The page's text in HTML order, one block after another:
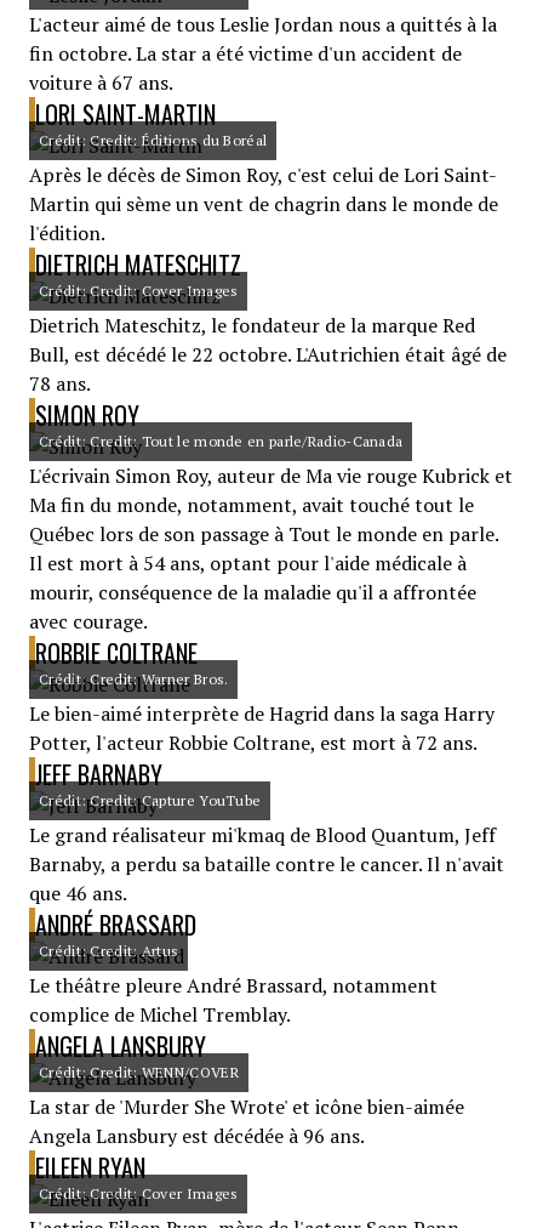
L'acteur aimé de tous Leslie Jordan nous a quittés à la
fin octobre. La star a été victime d'un accident de
voiture à 67 ans.
LORI SAINT-MARTIN
Crédit: Credit: Éditions du Boréal
Après le décès de Simon Roy, c'est celui de Lori Saint-
Martin qui sème un vent de chagrin dans le monde de
l'édition.
DIETRICH MATESCHITZ
Crédit: Credit: Cover Images
Dietrich Mateschitz, le fondateur de la marque Red
Bull, est décédé le 22 octobre. L'Autrichien était âgé de
78 ans.
SIMON ROY
Crédit: Credit: Tout le monde en parle/Radio-Canada
L'écrivain Simon Roy, auteur de Ma vie rouge Kubrick et
Ma fin du monde, notamment, avait touché tout le
Québec lors de son passage à Tout le monde en parle.
Il est mort à 54 ans, optant pour l'aide médicale à
mourir, conséquence de la maladie qu'il a affrontée
avec courage.
ROBBIE COLTRANE
Crédit: Credit: Warner Bros.
Le bien-aimé interprète de Hagrid dans la saga Harry
Potter, l'acteur Robbie Coltrane, est mort à 72 ans.
JEFF BARNABY
Crédit: Credit: Capture YouTube
Le grand réalisateur mi'kmaq de Blood Quantum, Jeff
Barnaby, a perdu sa bataille contre le cancer. Il n'avait
que 46 ans.
ANDRÉ BRASSARD
Crédit: Credit: Artus
Le théâtre pleure André Brassard, notamment
complice de Michel Tremblay.
ANGELA LANSBURY
Crédit: Credit: WENN/COVER
La star de 'Murder She Wrote' et icône bien-aimée
Angela Lansbury est décédée à 96 ans.
EILEEN RYAN
Crédit: Credit: Cover Images